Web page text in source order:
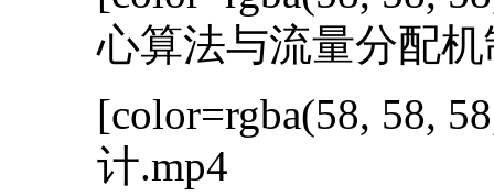
心算法与流量分配机
[color=rgba(58, 58,
计.mp4